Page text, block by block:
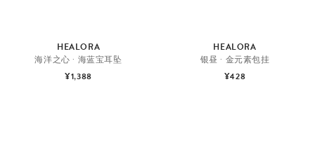
HEALORA
海洋之心 · 海蓝宝耳坠
¥1,388
HEALORA
银昼 · 金元素包挂
¥428